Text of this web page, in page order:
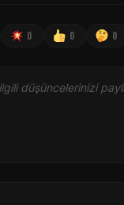
0 0 0